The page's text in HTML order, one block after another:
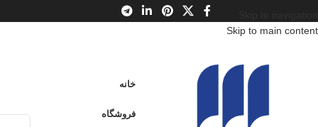
Skip to main content
خانه
فروشگاه
محصولات / کتاب بزرگسال